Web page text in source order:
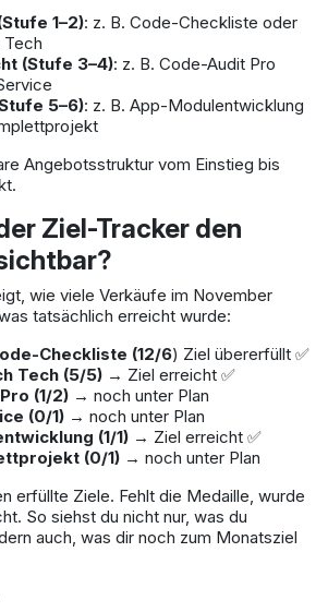
1–2): z. B. Code-Checkliste oder
Tech
(Stufe 3–4): z. B. Code-Audit Pro
5–6): z. B. App-Modulentwicklung
Angebotsstruktur vom Einstieg bis
Ziel-Tracker den
wie viele Verkäufe im November
tatsächlich erreicht wurde:
Checkliste (12/6) Ziel übererfüllt ✅
Tech (5/5) → Ziel erreicht ✅
(1/2) → noch unter Plan
(0/1) → noch unter Plan
(1/1) → Ziel erreicht ✅
(0/1) → noch unter Plan
erfüllte Ziele. Fehlt die Medaille, wurde
So siehst du nicht nur, was du
auch, was dir noch zum Monatsziel